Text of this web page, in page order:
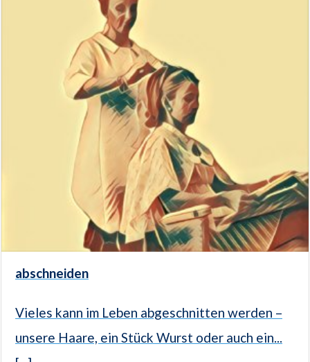
abschneiden
Vieles kann im Leben abgeschnitten werden –
unsere Haare, ein Stück Wurst oder auch ein...